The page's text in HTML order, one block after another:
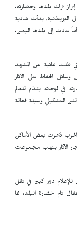
تراث بلدها وحضارته،
البريطانية. بدأت شادية
عادت إلى بلدها اليمن،
ظلت غائبة عن المشهد
الحفاظ على الآثار
في لوحاته يقدّم للعالم
التشكيلي وسيلة فعالة
دُمّرت بعض الأماكن
الآثار بنهب مجموعات
دور كبير في نقل
تام لحضارة البلد، مما